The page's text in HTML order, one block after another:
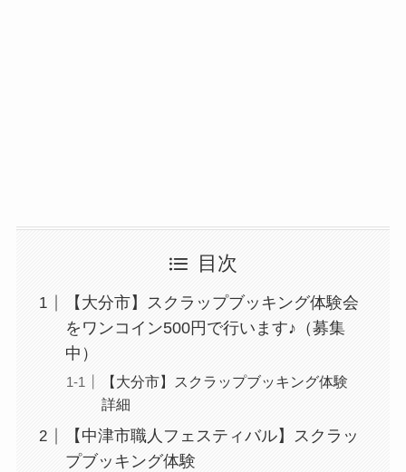
目次
【大分市】スクラップブッキング体験会
をワンコイン500円で行います♪（募集
中）
【大分市】スクラップブッキング体験
詳細
【中津市職人フェスティバル】スクラッ
プブッキング体験